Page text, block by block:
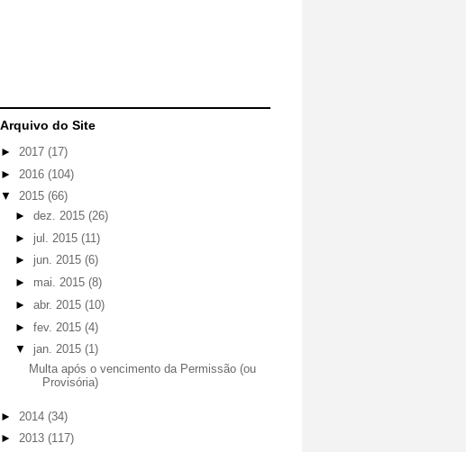
Arquivo do Site
► 2017 (17)
► 2016 (104)
▼ 2015 (66)
► dez. 2015 (26)
► jul. 2015 (11)
► jun. 2015 (6)
► mai. 2015 (8)
► abr. 2015 (10)
► fev. 2015 (4)
▼ jan. 2015 (1)
Multa após o vencimento da Permissão (ou
Provisória)
► 2014 (34)
► 2013 (117)